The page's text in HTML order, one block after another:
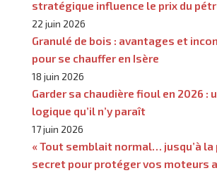
stratégique influence le prix du
22 juin 2026
Granulé de bois : avantages et
pour se chauffer en Isère
18 juin 2026
Garder sa chaudière fioul en 2026 :
logique qu’il n’y paraît
17 juin 2026
« Tout semblait normal… jusqu’à la
secret pour protéger vos moteurs